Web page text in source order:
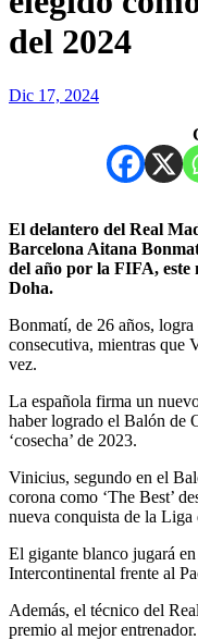
del 2024
Dic 17, 2024
El delantero del Real Madrid Vinicius y la centrocampista del
Barcelona Aitana
del año por la FIFA, este
Doha.
Bonmatí, de 26 años, logra
consecutiva, mientras que
vez.
La española firma un
haber logrado el Balón de
‘cosecha’ de 2023.
Vinicius, segundo en el
corona como ‘The Best’
nueva conquista de la Liga
El gigante blanco jugará
Intercontinental frente al
Además, el técnico del
premio al mejor entrenador.